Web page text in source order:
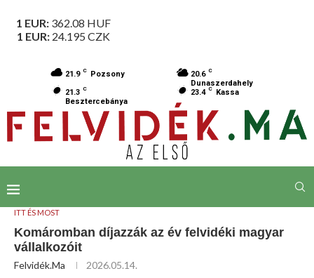
1 EUR: 362.08 HUF
1 EUR: 24.195 CZK
21.9 C Pozsony 20.6 C
Dunaszerdahely
21.3 C
Besztercebánya
23.4 C Kassa
ITT ÉS MOST
Komáromban díjazzák az év felvidéki magyar
vállalkozóit
Felvidék.ma 2026.05.14.